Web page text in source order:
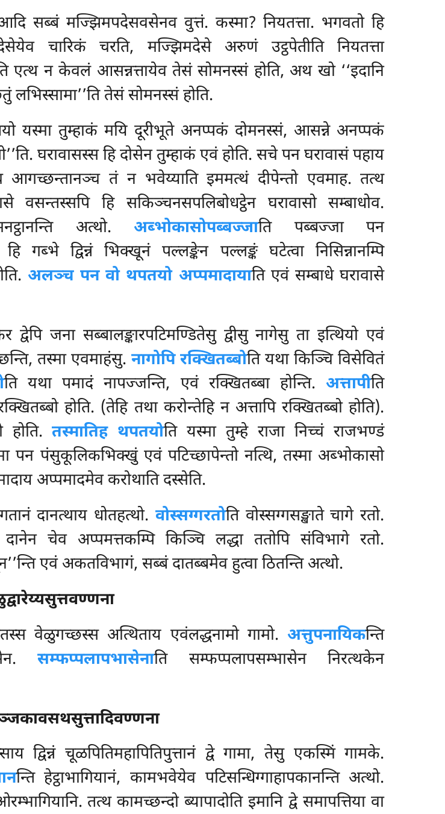
सब्बं मज्झिमपदेसवसेनव वुत्तं. कस्मा? नियतत्ता. भगवतो हि
चारिकं चरति, मज्झिमदेसे अरुणं उट्ठपेतीति नियतत्ता
एत्थ न केवलं आसन्नत्तायेव तेसं सोमनस्सं होति, अथ खो ‘‘इदानि
लभिस्सामा’’ति तेसं सोमनस्सं होति.
यस्मा तुम्हाकं मयि दूरीभूते अनप्पकं दोमनस्सं, आसन्ने अनप्पकं
घरावासस्स हि दोसेन तुम्हाकं एवं होति. सचे पन घरावासं पहाय
तं न भवेय्याति इममत्थं दीपेन्तो एवमाह. तत्थ
वसन्तस्सपि हि सकिञ्चनसपलिबोधट्ठेन घरावासो सम्बाधोव.
अत्थो. अब्भोकासोपब्बज्जाति पब्बज्जा पन
गब्भे द्विन्नं भिक्खूनं पल्लङ्केन पल्लङ्कं घटेत्वा निसिन्नानम्पि
अलञ्च पन वो थपतयो अप्पमादायाति एवं सम्बाधे घरावासे
द्वेपि जना सब्बालङ्कारपटिमण्डितेसु द्वीसु नागेसु ता इत्थियो एवं
तस्मा एवमाहंसु.नागोपि रक्खितब्बोति यथा किञ्चि विसेवितं
ति यथा पमादं नापज्जन्ति, एवं रक्खितब्बा होन्ति. अत्तापीति
होति. (तेहि तथा करोन्तेहि न अत्तापि रक्खितब्बो होति).
होति.तस्मातिह थपतयोति यस्मा तुम्हे राजा निच्चं राजभण्डं
पन पंसुकूलिकभिक्खुं एवं पटिच्छापेन्तो नत्थि, तस्मा अब्भोकासो
अप्पमादमेव करोथाति दस्सेति.
दानत्थाय धोतहत्थो. वोस्सग्गरतोति वोस्सग्गसङ्खाते चागे रतो.
चेव अप्पमत्तकम्पि किञ्चि लद्धा ततोपि संविभागे रतो.
एवं अकतविभागं, सब्बं दातब्बमेव हुत्वा ठितन्ति अत्थो.
वेळुगच्छस्स अत्थिताय एवंलद्धनामो गामो. अत्तुपनायिकन्ति
सम्फप्पलापभासेनाति सम्फप्पलापसम्भासेन निरत्थकेन
द्विन्नं चूळपितिमहापितिपुत्तानं द्वे गामा, तेसु एकस्मिं गामके.
न्ति हेट्ठाभागियानं, कामभवेयेव पटिसन्धिग्गाहापकानन्ति अत्थो.
तत्थ कामच्छन्दो ब्यापादोति इमानि द्वे समापत्तिया वा